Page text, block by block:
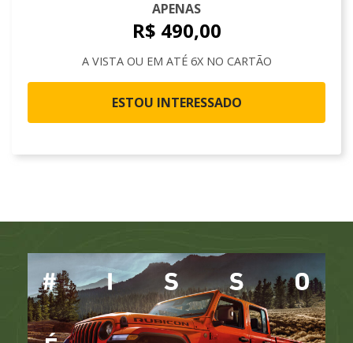
APENAS
R$ 490,00
A VISTA OU EM ATÉ 6X NO CARTÃO
ESTOU INTERESSADO